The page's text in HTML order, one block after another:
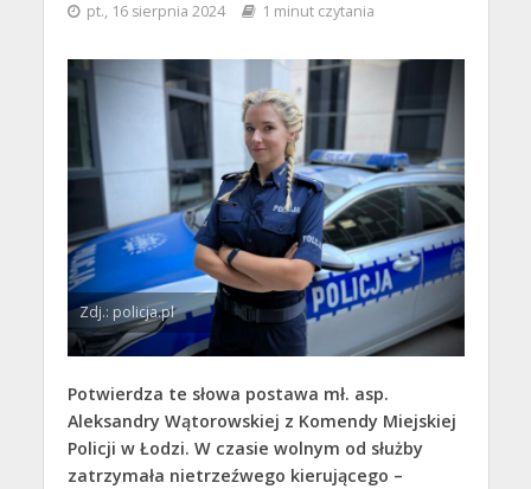
pt., 16 sierpnia 2024 1 minut czytania
Zdj.: policja.pl
Potwierdza te słowa postawa mł. asp.
Aleksandry Wątorowskiej z Komendy Miejskiej
Policji w Łodzi. W czasie wolnym od służby
zatrzymała nietrzeźwego kierującego –